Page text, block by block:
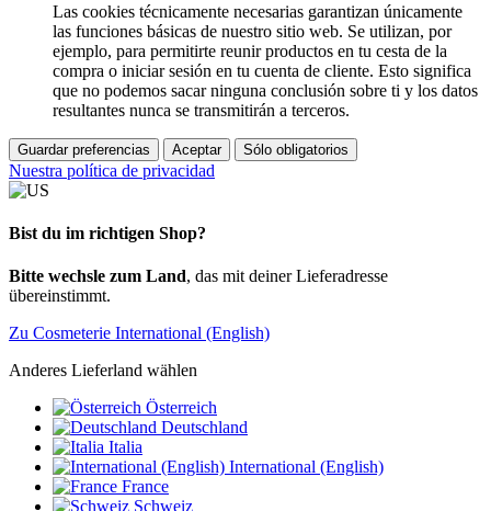
Las cookies técnicamente necesarias garantizan únicamente
las funciones básicas de nuestro sitio web. Se utilizan, por
ejemplo, para permitirte reunir productos en tu cesta de la
compra o iniciar sesión en tu cuenta de cliente. Esto significa
que no podemos sacar ninguna conclusión sobre ti y los datos
resultantes nunca se transmitirán a terceros.
Guardar preferencias Aceptar Sólo obligatorios
Nuestra política de privacidad
Bist du im richtigen Shop?
Bitte wechsle zum Land, das mit deiner Lieferadresse
übereinstimmt.
Zu Cosmeterie International (English)
Anderes Lieferland wählen
Österreich
Deutschland
Italia
International (English)
France
Schweiz